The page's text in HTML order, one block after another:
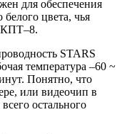
для обеспечения
цвета, чья
КПТ–8.
STARS
температура –60 ~
Понятно, что
или видеочип в
остального